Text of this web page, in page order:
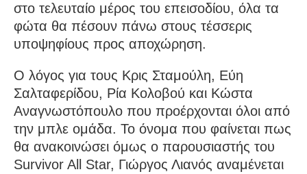
στο τελευταίο μέρος του επεισοδίου, όλα τα
φώτα θα πέσουν πάνω στους τέσσερις
υποψηφίους προς αποχώρηση.
Ο λόγος για τους Κρις Σταμούλη, Εύη
Σαλταφερίδου, Ρία Κολοβού και Κώστα
Αναγνωστόπουλο που προέρχονται όλοι από
την μπλε ομάδα. Το όνομα που φαίνεται πως
θα ανακοινώσει όμως ο παρουσιαστής του
Survivor All Star, Γιώργος Λιανός αναμένεται